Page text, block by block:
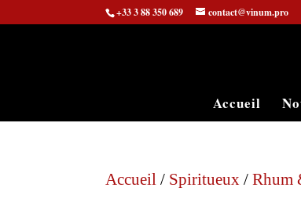
+33 3 88 350 689 contact@vinum.pro
Accueil
Accueil / Spiritueux /Rhum